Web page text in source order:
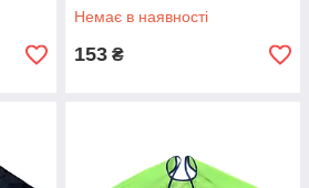
Немає в наявності
153 ₴